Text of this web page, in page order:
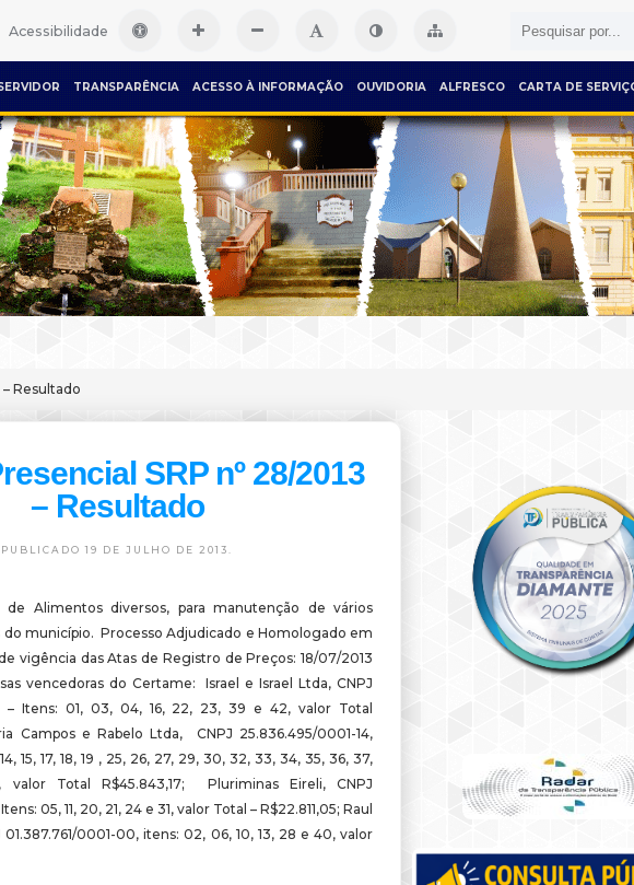
Acessibilidade
TRANSPARÊNCIA ACESSO À INFORMAÇÃO OUVIDORIA ALFRESCO CARTA DE
Resultado
SRP nº 28/2013
– Resultado
PUBLICADO 19 DE JULHO DE 2013.
Alimentos diversos, para manutenção de vários
do município. Processo Adjudicado e Homologado em
vigência das Atas de Registro de Preços: 18/07/2013
vencedoras do Certame: Israel e Israel Ltda, CNPJ
– Itens: 01, 03, 04, 16, 22, 23, 39 e 42, valor Total
Campos e Rabelo Ltda, CNPJ 25.836.495/0001-14,
15, 17, 18, 19 , 25, 26, 27, 29, 30, 32, 33, 34, 35, 36, 37,
Total R$45.843,17; Pluriminas Eireli, CNPJ
05, 11, 20, 21, 24 e 31, valor Total – R$22.811,05; Raul
0001-00, itens: 02, 06, 10, 13, 28 e 40, valor